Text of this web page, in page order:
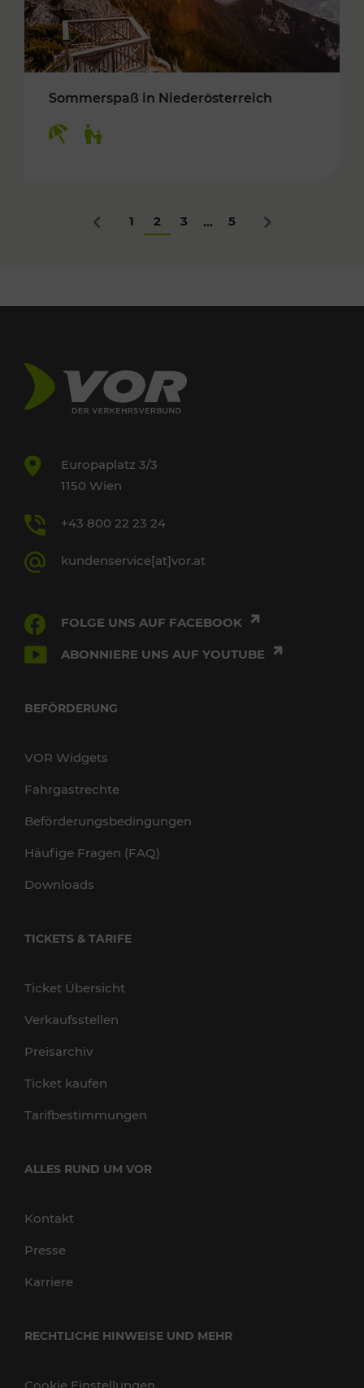
Sommerspaß in Niederösterreich
Zurück
1 2 3 ... 5 Nächstes
Europaplatz 3/3
1150 Wien
+43 800 22 23 24
kundenservice[at]vor.at
FOLGE UNS AUF FACEBOOK
ABONNIERE UNS AUF YOUTUBE
BEFÖRDERUNG
VOR Widgets
Fahrgastrechte
Beförderungsbedingungen
Häufige Fragen (FAQ)
Downloads
TICKETS & TARIFE
Ticket Übersicht
Verkaufsstellen
Preisarchiv
Ticket kaufen
Tarifbestimmungen
ALLES RUND UM VOR
Kontakt
Presse
Karriere
RECHTLICHE HINWEISE UND MEHR